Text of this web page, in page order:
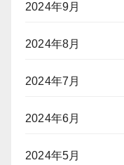
2024年9月
2024年8月
2024年7月
2024年6月
2024年5月